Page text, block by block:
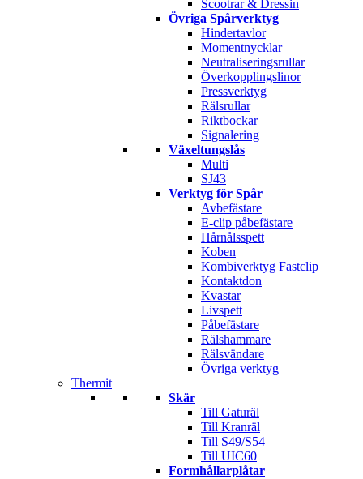
Scootrar & Dressin
Övriga Spårverktyg
Hindertavlor
Momentnycklar
Neutraliseringsrullar
Överkopplingslinor
Pressverktyg
Rälsrullar
Riktbockar
Signalering
Växeltungslås
Multi
SJ43
Verktyg för Spår
Avbefästare
E-clip påbefästare
Hårnålsspett
Koben
Kombiverktyg Fastclip
Kontaktdon
Kvastar
Livspett
Påbefästare
Rälshammare
Rälsvändare
Övriga verktyg
Thermit
Skär
Till Gaturäl
Till Kranräl
Till S49/S54
Till UIC60
Formhållarplåtar